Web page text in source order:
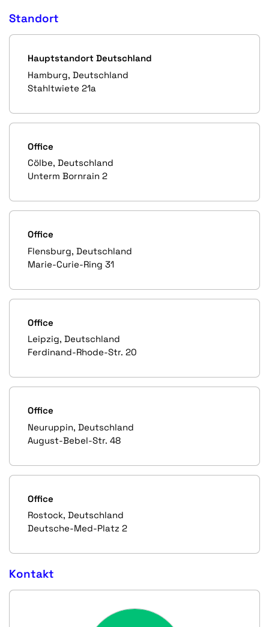
Standort
Hauptstandort Deutschland
Hamburg, Deutschland
Stahltwiete 21a
Office
Cölbe, Deutschland
Unterm Bornrain 2
Office
Flensburg, Deutschland
Marie-Curie-Ring 31
Office
Leipzig, Deutschland
Ferdinand-Rhode-Str. 20
Office
Neuruppin, Deutschland
August-Bebel-Str. 48
Office
Rostock, Deutschland
Deutsche-Med-Platz 2
Kontakt